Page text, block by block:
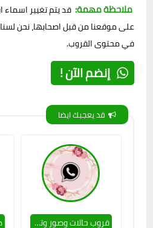
ملاحظة مهمة: قد يتم تغيير اسماء
على موقعنا من قبل اصحابها، نحن
في محتوى القروب.
إنضم الآن !
قد يعجبك ايضا
قروب حالات وصور وتعارف😉🚫